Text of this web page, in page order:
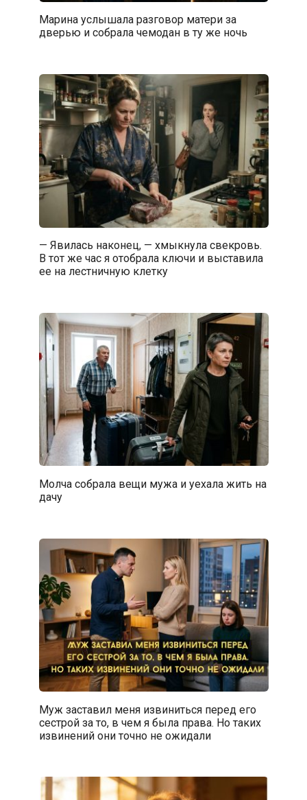
Марина услышала разговор матери за
дверью и собрала чемодан в ту же ночь
— Явилась наконец, — хмыкнула свекровь.
В тот же час я отобрала ключи и выставила
ее на лестничную клетку
Молча собрала вещи мужа и уехала жить на
дачу
Муж заставил меня извиниться перед его
сестрой за то, в чем я была права. Но таких
извинений они точно не ожидали